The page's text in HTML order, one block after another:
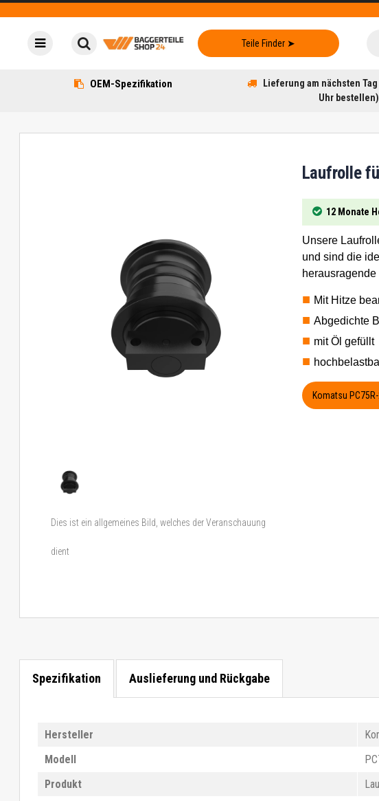
OEM-Spezifikation
Lieferung am nächsten
Uhr bestellen)
Dies ist ein allgemeines Bild, welches der Veranschauung
dient
Laufrolle
12 Monate
Unsere
und sind die
Mit Hitze
Abgedichte
mit Öl gefüllt
Spezifikation Auslieferung und Rückgabe
Hersteller
Modell
Produkt